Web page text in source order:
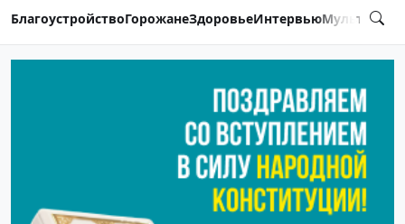
БлагоустройствоГорожанеЗдоровьеИнтервью